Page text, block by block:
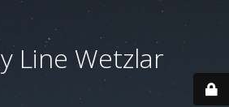
Line Wetzlar